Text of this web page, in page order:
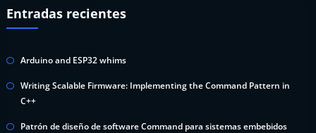
Entradas recientes
Arduino and ESP32 whims
Writing Scalable Firmware: Implementing the Command Pattern in
C++
Patrón de diseño de software Command para sistemas embebidos